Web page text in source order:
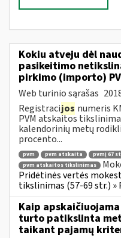
Kokiu atveju dėl
pasikeitimo
pirkimo (importo)
Web turinio sąrašas
Registracijos numeris
PVM atskaitos
kalendorinių metų
procento...
pvm pvm atskaita pvmį 67
pvm atskaitos tikslinimas
Pridėtinės vertės
tikslinimas (57-69 str.)
Kaip
turto patikslinta
taikant pajamų